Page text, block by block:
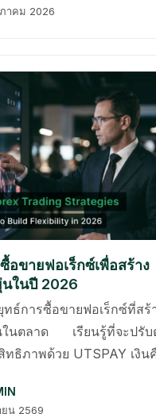
าคม 2026
อขายฟอเร็กซ์เพื่อสร้าง
ในปี 2026
ธ์การซื้อขายฟอเร็กซ์ที่สร้
ในตลาด เรียนรู้ที่จะปรับ
ทธิภาพด้วย UTSPAY เงิน
ยน 2569